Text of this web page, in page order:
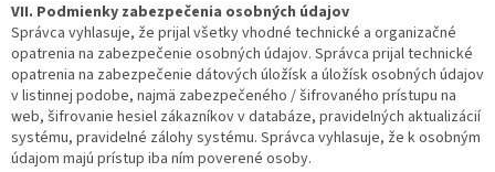
VII. Podmienky zabezpečenia osobných údajov
Správca vyhlasuje, že prijal všetky vhodné technické a organizačné
opatrenia na zabezpečenie osobných údajov. Správca prijal technické
opatrenia na zabezpečenie dátových úložísk a úložísk osobných údajov
v listinnej podobe, najmä zabezpečeného / šifrovaného prístupu na
web, šifrovanie hesiel zákazníkov v databáze, pravidelných aktualizácií
systému, pravidelné zálohy systému. Správca vyhlasuje, že k osobným
údajom majú prístup iba ním poverené osoby.